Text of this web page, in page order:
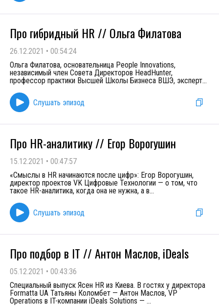
Про гибридный HR // Ольга Филатова
26.12.2021 • 00:54:24
Ольга Филатова, основательница People Innovations,
независимый член Совета Директоров HeadHunter,
профессор практики Высшей Школы Бизнеса ВШЭ, эксперт...
Слушать эпизод
Про HR-аналитику // Егор Ворогушин
15.12.2021 • 00:47:57
«Смыслы в HR начинаются после цифр»: Егор Ворогушин,
директор проектов VK Цифровые Технологии — о том, что
такое HR-аналитика, когда она не нужна, а в...
Слушать эпизод
Про подбор в IT // Антон Маслов, iDeals
05.12.2021 • 00:43:36
Специальный выпуск Ясен HR из Киева. В гостях у директора
Formatta UA Татьяны Коломбет — Антон Маслов, VP
Operations в IT-компании iDeals Solutions — ...